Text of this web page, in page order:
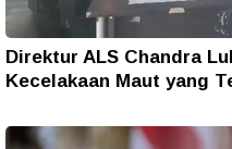
Direktur ALS Chandra
Kecelakaan Maut yang